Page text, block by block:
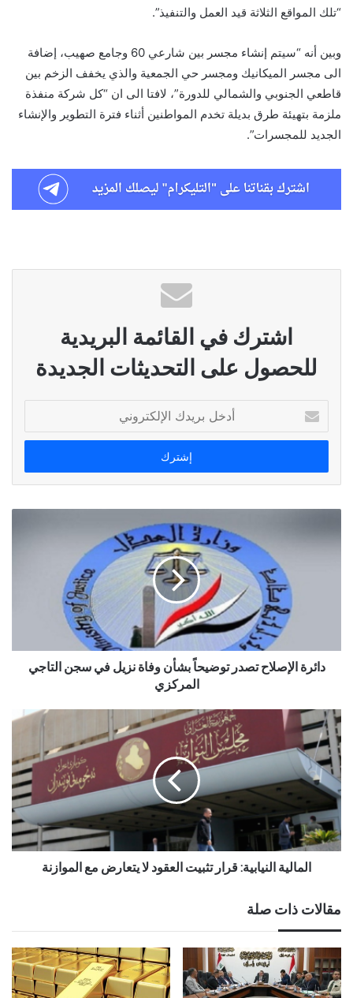
“تلك المواقع الثلاثة قيد العمل والتنفيذ”.
وبين أنه “سيتم إنشاء مجسر بين شارعي 60 وجامع صهيب، إضافة
الى مجسر الميكانيك ومجسر حي الجمعية والذي يخفف الزخم بين
قاطعي الجنوبي والشمالي للدورة”، لافتا الى ان “كل شركة منفذة
ملزمة بتهيئة طرق بديلة تخدم المواطنين أثناء فترة التطوير والإنشاء
الجديد للمجسرات”.
اشترك في القائمة البريدية
للحصول على التحديثات الجديدة
بريدك
الإلكتروني
دائرة الإصلاح تصدر توضيحاً بشأن وفاة نزيل في سجن التاجي
المركزي
المالية النيابية: قرار تثبيت العقود لا يتعارض مع الموازنة
مقالات ذات صلة